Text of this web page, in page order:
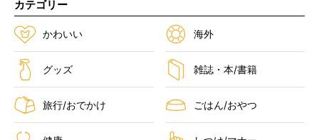
カテゴリー
かわいい 海外
グッズ 雑誌・本/書籍
旅行/おでかけ ごはん/おやつ